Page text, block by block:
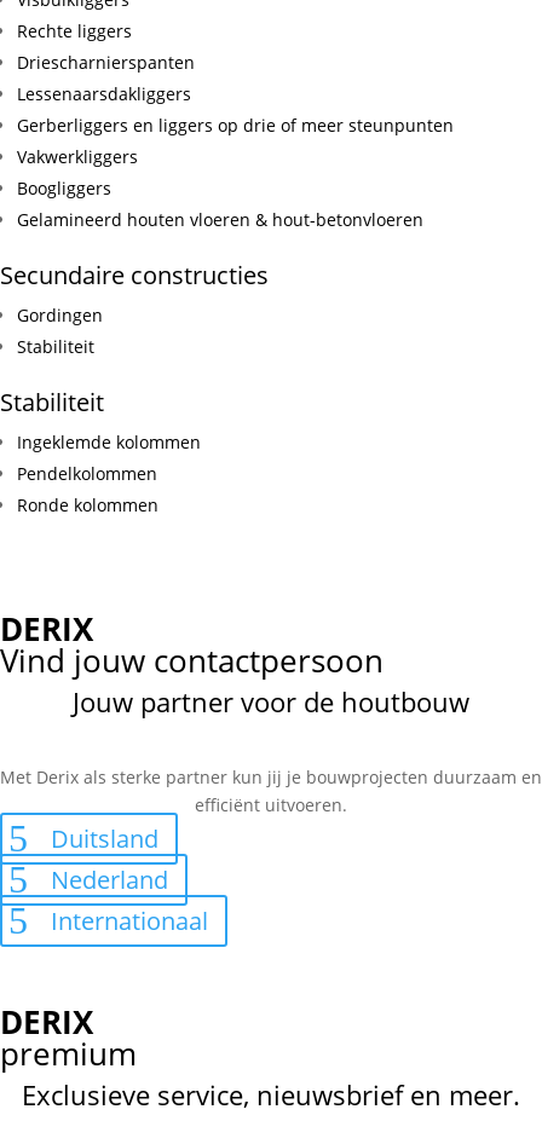
Rechte liggers
Driescharnierspanten
Lessenaarsdakliggers
Gerberliggers en liggers op drie of meer steunpunten
Vakwerkliggers
Boogliggers
Gelamineerd houten vloeren & hout-betonvloeren
Secundaire constructies
Gordingen
Stabiliteit
Stabiliteit
Ingeklemde kolommen
Pendelkolommen
Ronde kolommen
DERIX
Vind jouw contactpersoon
Jouw partner voor de houtbouw
Met Derix als sterke partner kun jij je bouwprojecten duurzaam en
efficiënt uitvoeren.
Duitsland
Nederland
Internationaal
DERIX
premium
Exclusieve service, nieuwsbrief en meer.